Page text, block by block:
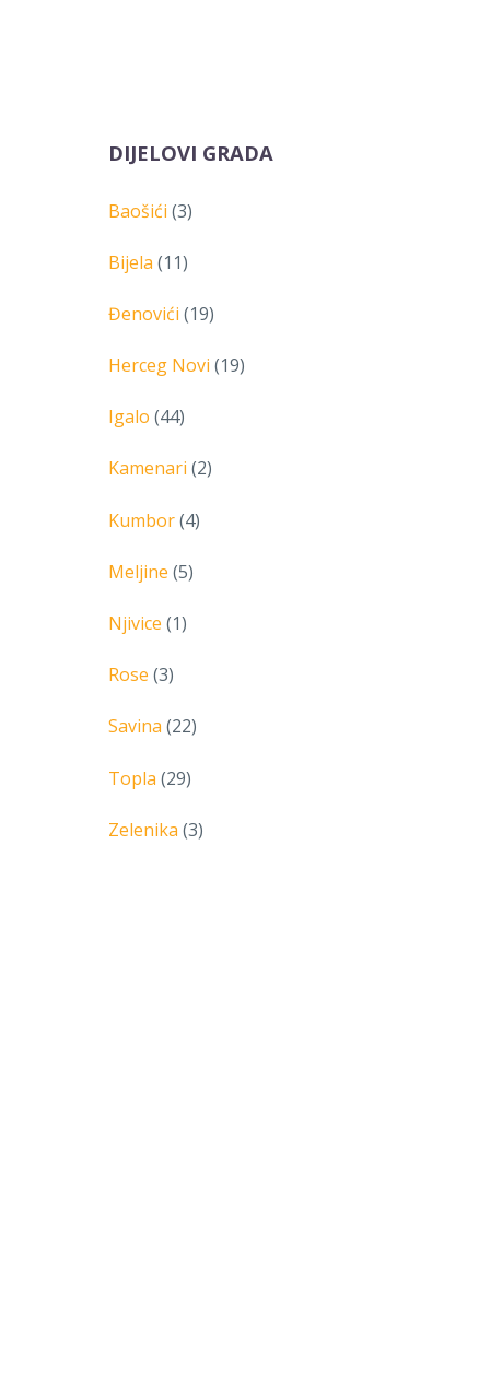
DIJELOVI GRADA
Baošići (3)
Bijela (11)
Đenovići (19)
Herceg Novi (19)
Igalo (44)
Kamenari (2)
Kumbor(4)
Meljine (5)
Njivice (1)
Rose (3)
Savina (22)
Topla (29)
Zelenika (3)